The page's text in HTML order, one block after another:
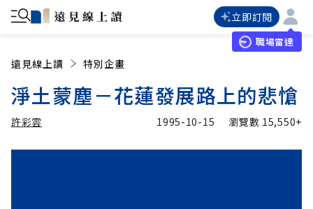
立即訂閱
職場雷達
遠見線上讀 特別企畫
淨土蒙塵－花蓮發展路上的悲愴
許彩雲 1995-10-15 瀏覽數 15,550+